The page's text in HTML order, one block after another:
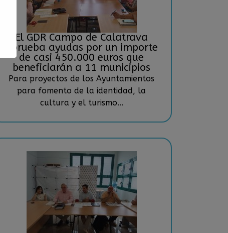
El GDR Campo de Calatrava
aprueba ayudas por un importe
de casi 450.000 euros que
beneficiarán a 11 municipios
Para proyectos de los Ayuntamientos
para fomento de la identidad, la
cultura y el turismo...